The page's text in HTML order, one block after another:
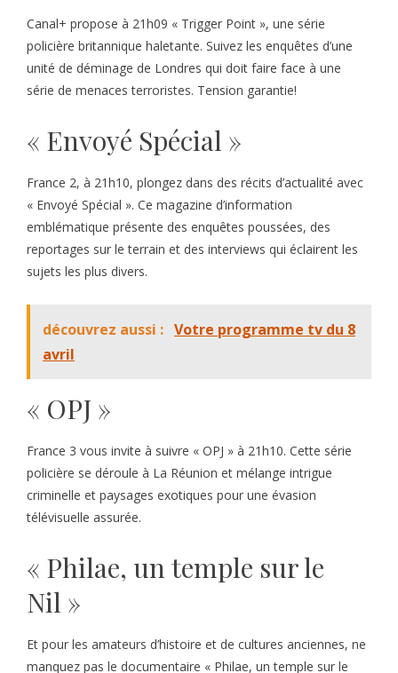
Canal+ propose à 21h09 « Trigger Point », une série
policière britannique haletante. Suivez les enquêtes d’une
unité de déminage de Londres qui doit faire face à une
série de menaces terroristes. Tension garantie!
« Envoyé Spécial »
France 2, à 21h10, plongez dans des récits d’actualité avec
« Envoyé Spécial ». Ce magazine d’information
emblématique présente des enquêtes poussées, des
reportages sur le terrain et des interviews qui éclairent les
sujets les plus divers.
découvrez aussi : Votre programme tv du 8
avril
« OPJ »
France 3 vous invite à suivre « OPJ » à 21h10. Cette série
policière se déroule à La Réunion et mélange intrigue
criminelle et paysages exotiques pour une évasion
télévisuelle assurée.
« Philae, un temple sur le
Nil »
Et pour les amateurs d’histoire et de cultures anciennes, ne
manquez pas le documentaire « Philae, un temple sur le